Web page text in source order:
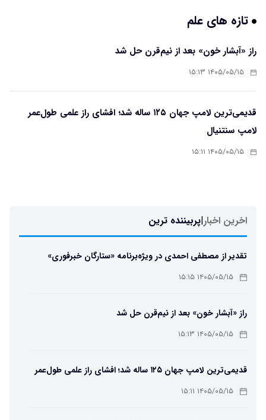
تازه های علم
راز «آبشار خون» بعد از نیم‌قرن حل شد
۱۴۰۵/۰۵/۱۵ ۱۵:۱۳
قدیمی‌ترین لامپ جهان ۱۲۵ ساله شد؛ افشای راز علمی طول‌عمر
لامپ سنتنیال
۱۴۰۵/۰۵/۱۵ ۱۵:۱۱
اخرین اخبار|پربیننده ترین
تقدیر از مصطفی احمدی در ویژه‌برنامه «ستارگان خبرفوری»
۱۴۰۵/۰۵/۱۵ ۱۵:۱۵
راز «آبشار خون» بعد از نیم‌قرن حل شد
۱۴۰۵/۰۵/۱۵ ۱۵:۱۳
قدیمی‌ترین لامپ جهان ۱۲۵ ساله شد؛ افشای راز علمی طول‌عمر
لامپ سنتنیال
۱۴۰۵/۰۵/۱۵ ۱۵:۱۱